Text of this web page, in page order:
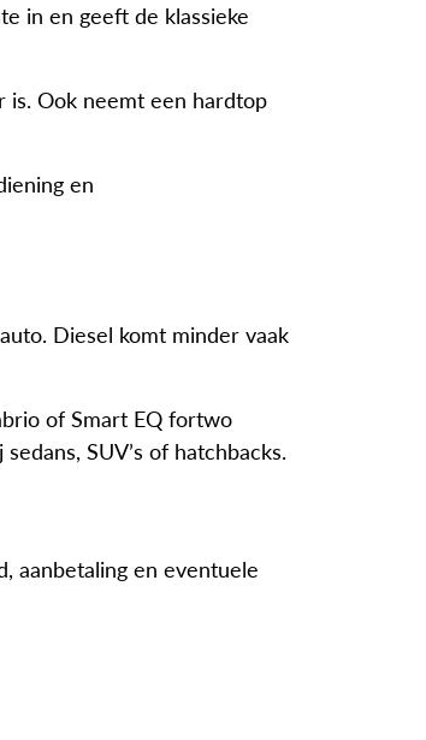
in en geeft de klassieke
is. Ook neemt een hardtop
en
Diesel komt minder vaak
of Smart EQ fortwo
SUV’s of hatchbacks.
aanbetaling en eventuele